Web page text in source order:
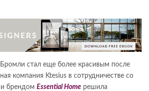
стал еще более красивым после
компания Ktesius в сотрудничестве со
и брендом Essential Home решила